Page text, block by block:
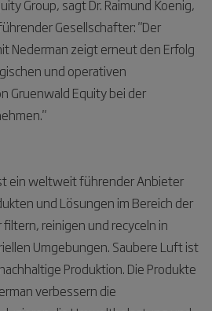
Group, sagt Dr. Raimund Koenig,
Gesellschafter: "Der
Nederman zeigt erneut den Erfolg
und operativen
Gruenwald Equity bei der
ein weltweit führender Anbieter
und Lösungen im Bereich der
reinigen und recyceln in
Umgebungen. Saubere Luft ist
Produktion. Die Produkte
verbessern die